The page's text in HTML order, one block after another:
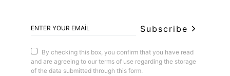
Subscribe
By checking this box, you confirm that you have read
and are agreeing to our terms of use regarding the storage
of the data submitted through this form.